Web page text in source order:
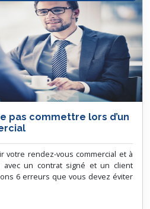
pas commettre lors d’un
votre rendez-vous commercial et à
avec un contrat signé et un client
6 erreurs que vous devez éviter